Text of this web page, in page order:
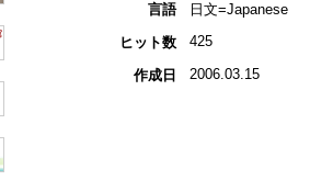
言語
日文=Japanese
ヒット数
425
作成日 2006.03.15